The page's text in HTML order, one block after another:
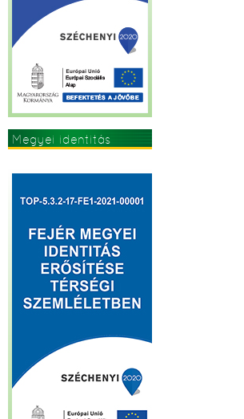
Megyei identitás